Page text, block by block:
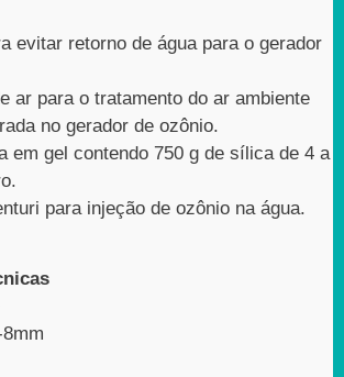
evitar retorno de água para o gerador
ar para o tratamento do ar ambiente
no gerador de ozônio.
em gel contendo 750 g de sílica de 4 a
para injeção de ozônio na água.